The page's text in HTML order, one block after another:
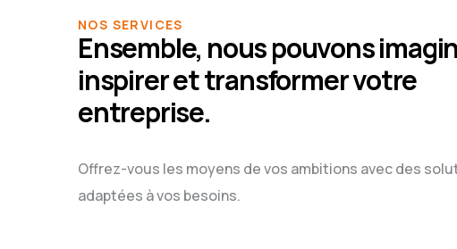
NOS SERVICES
Ensemble, nous pouvons
inspirer et transformer votre
entreprise.
Offrez-vous les moyens de vos ambitions avec des
adaptées à vos besoins.